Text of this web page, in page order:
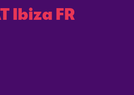
Ibiza FR